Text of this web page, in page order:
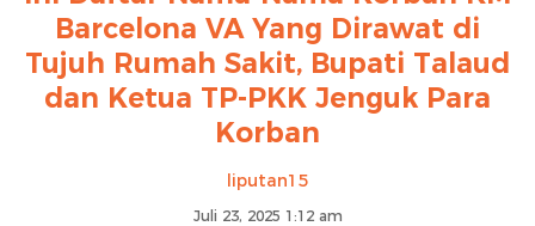
Barcelona VA Yang Dirawat di
Tujuh Rumah Sakit, Bupati Talaud
dan Ketua TP-PKK Jenguk Para
Korban
liputan15
Juli 23, 2025 1:12 am